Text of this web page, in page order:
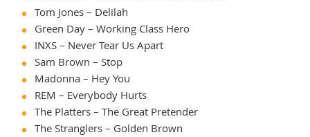
Tom Jones – Delilah
Green Day – Working Class Hero
INXS – Never Tear Us Apart
Sam Brown – Stop
Madonna – Hey You
REM – Everybody Hurts
The Platters – The Great Pretender
The Stranglers – Golden Brown